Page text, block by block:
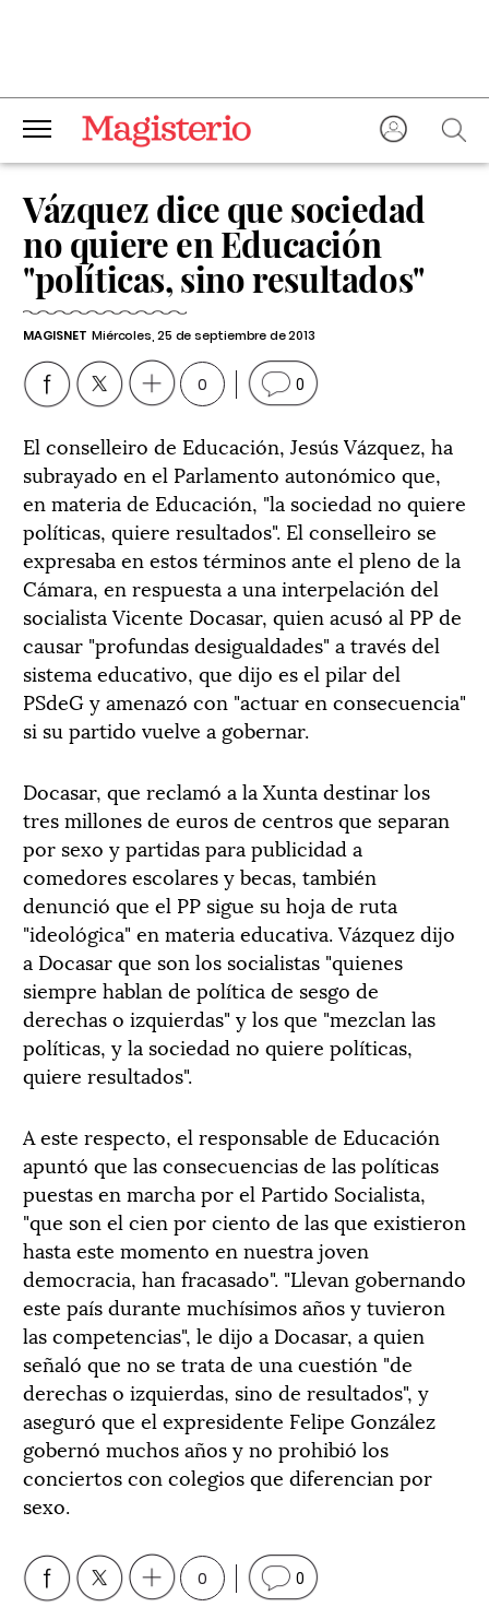
Vázquez dice que sociedad
no quiere en Educación
"políticas, sino resultados"
MAGISNET Miércoles, 25 de septiembre de 2013
0 0
El conselleiro de Educación, Jesús Vázquez, ha
subrayado en el Parlamento autonómico que,
en materia de Educación, "la sociedad no quiere
políticas, quiere resultados". El conselleiro se
expresaba en estos términos ante el pleno de la
Cámara, en respuesta a una interpelación del
socialista Vicente Docasar, quien acusó al PP de
causar "profundas desigualdades" a través del
sistema educativo, que dijo es el pilar del
PSdeG y amenazó con "actuar en consecuencia"
si su partido vuelve a gobernar.
Docasar, que reclamó a la Xunta destinar los
tres millones de euros de centros que separan
por sexo y partidas para publicidad a
comedores escolares y becas, también
denunció que el PP sigue su hoja de ruta
"ideológica" en materia educativa. Vázquez dijo
a Docasar que son los socialistas "quienes
siempre hablan de política de sesgo de
derechas o izquierdas" y los que "mezclan las
políticas, y la sociedad no quiere políticas,
quiere resultados".
A este respecto, el responsable de Educación
apuntó que las consecuencias de las políticas
puestas en marcha por el Partido Socialista,
"que son el cien por ciento de las que existieron
hasta este momento en nuestra joven
democracia, han fracasado". "Llevan gobernando
este país durante muchísimos años y tuvieron
las competencias", le dijo a Docasar, a quien
señaló que no se trata de una cuestión "de
derechas o izquierdas, sino de resultados", y
aseguró que el expresidente Felipe González
gobernó muchos años y no prohibió los
conciertos con colegios que diferencian por
sexo.
0 0